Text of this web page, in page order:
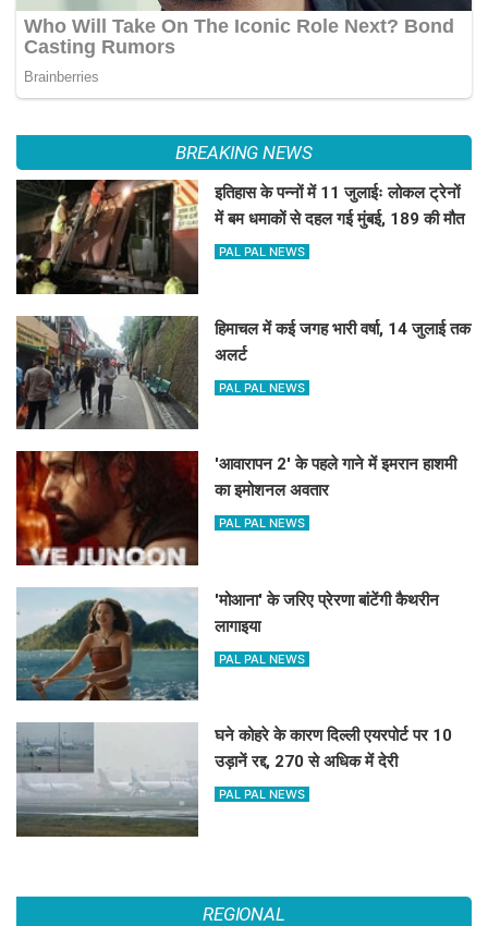
BREAKING NEWS
इतिहास के पन्नों में 11 जुलाईः लोकल ट्रेनों
में बम धमाकों से दहल गई मुंबई, 189 की मौत
PAL PAL NEWS
हिमाचल में कई जगह भारी वर्षा, 14 जुलाई तक
अलर्ट
PAL PAL NEWS
'आवारापन 2' के पहले गाने में इमरान हाशमी
का इमोशनल अवतार
PAL PAL NEWS
'मोआना' के जरिए प्रेरणा बांटेंगी कैथरीन
लागाइया
PAL PAL NEWS
घने कोहरे के कारण दिल्ली एयरपोर्ट पर 10
उड़ानें रद्द, 270 से अधिक में देरी
PAL PAL NEWS
REGIONAL